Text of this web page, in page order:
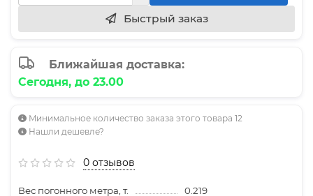
Быстрый заказ
Ближайшая доставка:
Сегодня, до 23.00
Минимальное количество заказа этого товара 12
Нашли дешевле?
0 отзывов
Вес погонного метра, т.
0.219